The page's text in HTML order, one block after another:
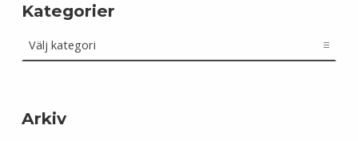
Kategorier
Arkiv